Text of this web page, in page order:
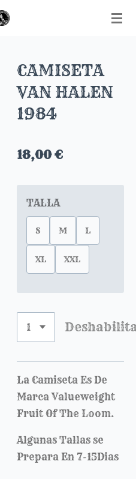
CAMISETA
VAN HALEN
1984
18,00 €
TALLA
S M L
XL XXL
La Camiseta Es De
Marca Valueweight
Fruit Of The Loom.
Algunas Tallas se
Prepara En 7-15Dias